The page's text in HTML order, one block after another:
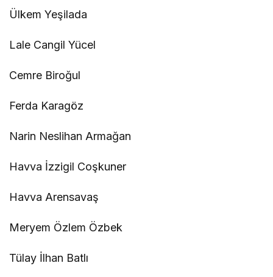
Ülkem Yeşilada
Lale Cangil Yücel
Cemre Biroğul
Ferda Karagöz
Narin Neslihan Armağan
Havva İzzigil Coşkuner
Havva Arensavaş
Meryem Özlem Özbek
Tülay İlhan Batlı